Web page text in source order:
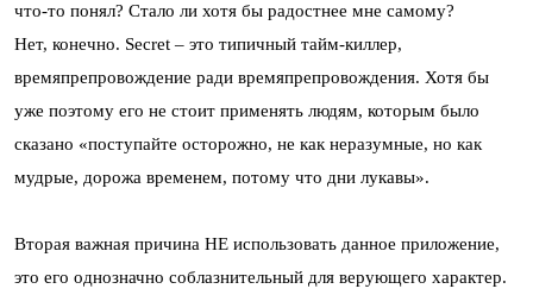
что-то понял? Стало ли хотя бы радостнее мне самому?
Нет, конечно. Secret – это типичный тайм-киллер,
времяпрепровождение ради времяпрепровождения. Хотя бы
уже поэтому его не стоит применять людям, которым было
сказано «поступайте осторожно, не как неразумные, но как
мудрые, дорожа временем, потому что дни лукавы».
Вторая важная причина НЕ использовать данное приложение,
это его однозначно соблазнительный для верующего характер.